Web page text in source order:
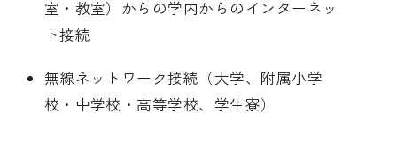
室・教室）からの学内からのインターネッ
ト接続
無線ネットワーク接続（大学、附属小学
校・中学校・高等学校、学生寮）